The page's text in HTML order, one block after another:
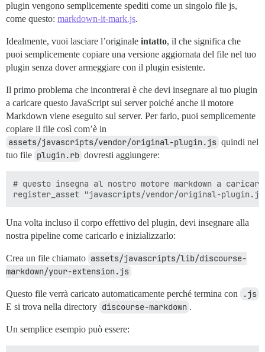
plugin vengono semplicemente spediti come un singolo file js,
come questo: markdown-it-mark.js.
Idealmente, vuoi lasciare l’originale intatto, il che significa che
puoi semplicemente copiare una versione aggiornata del file nel tuo
plugin senza dover armeggiare con il plugin esistente.
Il primo problema che incontrerai è che devi insegnare al tuo plugin
a caricare questo JavaScript sul server poiché anche il motore
Markdown viene eseguito sul server. Per farlo, puoi semplicemente
copiare il file così com’è in
assets/javascripts/vendor/original-plugin.js quindi nel
tuo file plugin.rb dovresti aggiungere:
# questo insegna al nostro motore markdown a
Una volta incluso il corpo effettivo del plugin, devi insegnare alla
nostra pipeline come caricarlo e inizializzarlo:
Crea un file chiamato assets/javascripts/lib/discourse-
markdown/your-extension.js
Questo file verrà caricato automaticamente perché termina con .js
E si trova nella directory discourse-markdown .
Un semplice esempio può essere: